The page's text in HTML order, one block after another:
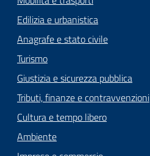
Edilizia e urbanistica
Anagrafe e stato civile
Turismo
Giustizia e sicurezza pubblica
Tributi, finanze e contravvenzioni
Cultura e tempo libero
Ambiente